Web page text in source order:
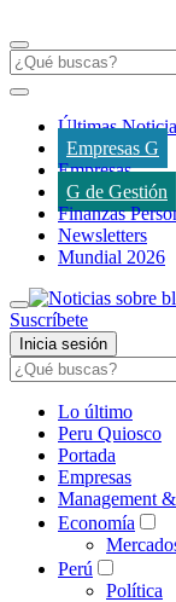
Últimas
Empresas G
Empresas
G de Gestión
Finanzas
Newsletters
Mundial 2026
Suscríbete
Inicia sesión
Lo último
Peru Quiosco
Portada
Empresas
Management
Economía
Perú
Política